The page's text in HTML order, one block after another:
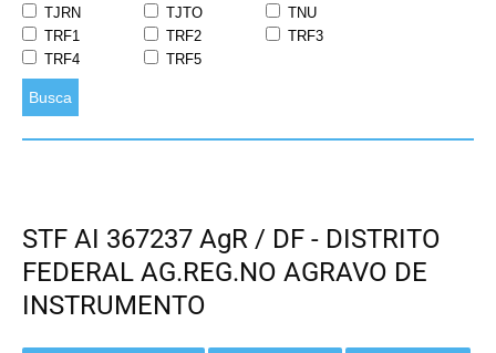
TJRN
TJTO
TNU
TRF1
TRF2
TRF3
TRF4
TRF5
Busca
STF AI 367237 AgR / DF - DISTRITO
FEDERAL AG.REG.NO AGRAVO DE
INSTRUMENTO